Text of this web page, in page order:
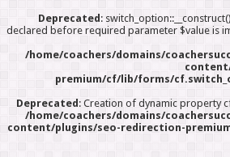
Deprecated :
declared before required parameter $value is
/home/coachers/domains/
premium/cf/lib/forms/
Deprecated : Creation of dynamic property
/home/coachers/domains/
content/plugins/seo-redirection-